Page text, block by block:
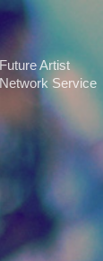
Future Artist
Network Service